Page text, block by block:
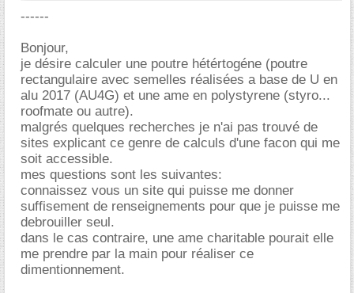
------
Bonjour,
je désire calculer une poutre hétértogéne (poutre
rectangulaire avec semelles réalisées a base de U en
alu 2017 (AU4G) et une ame en polystyrene (styro...
roofmate ou autre).
malgrés quelques recherches je n'ai pas trouvé de
sites explicant ce genre de calculs d'une facon qui me
soit accessible.
mes questions sont les suivantes:
connaissez vous un site qui puisse me donner
suffisement de renseignements pour que je puisse me
debrouiller seul.
dans le cas contraire, une ame charitable pourait elle
me prendre par la main pour réaliser ce
dimentionnement.